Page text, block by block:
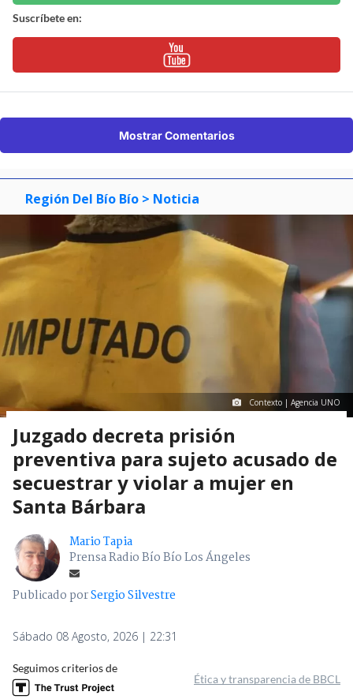
Suscríbete en:
Mostrar Comentarios
Región Del Bío Bío > Noticia
Contexto | Agencia UNO
Juzgado decreta prisión
preventiva para sujeto acusado de
secuestrar y violar a mujer en
Santa Bárbara
Mario Tapia
Prensa Radio Bío Bío Los Ángeles
Publicado porSergio Silvestre
Sábado 08 Agosto, 2026 | 22:31
Seguimos criterios de
Ética y transparencia de BBCL